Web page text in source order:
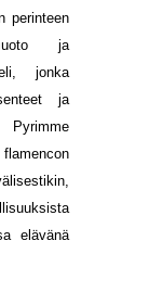
perinteen
ja
jonka
ja
Pyrimme
elävänä